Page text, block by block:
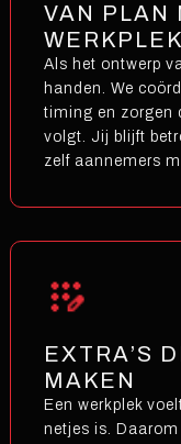
VAN PLAN
WERKPLEK
Als het ontwerp
handen. We
timing en zorgen
volgt. Jij blijft
zelf aannemers
EXTRA’S
MAKEN
Een werkplek
netjes is.